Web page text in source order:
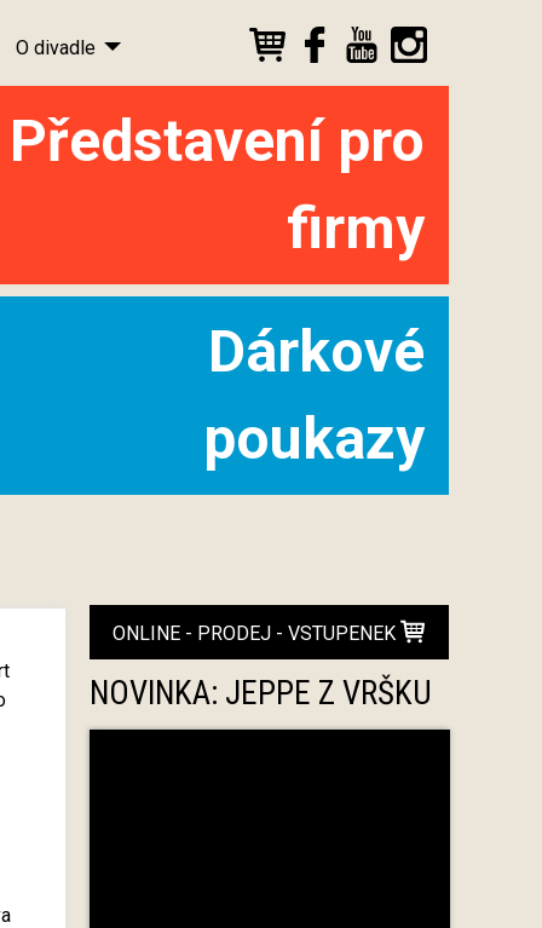
O divadle
Představení pro
firmy
Dárkové
poukazy
ONLINE - PRODEJ - VSTUPENEK
NOVINKA: JEPPE Z VRŠKU